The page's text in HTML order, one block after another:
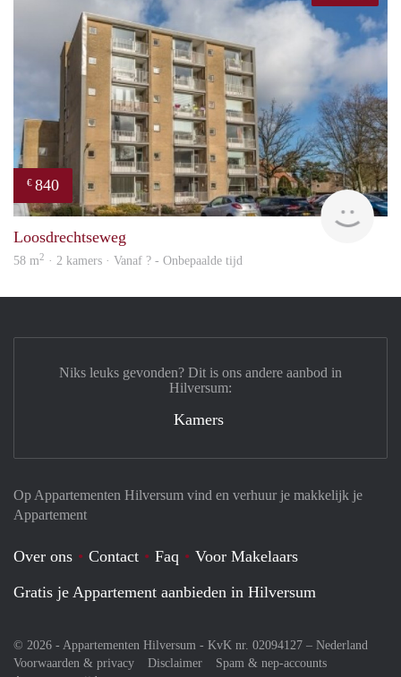
€ 840
Loosdrechtseweg
58 m2 · 2 kamers · Vanaf ? - Onbepaalde tijd
Op Appartementen Hilversum vind en verhuur je makkelijk je
Appartement
Over ons Contact Faq
Voor Makelaars
Gratis je Appartement aanbieden in Hilversum
© 2026 - Appartementen Hilversum - KvK nr. 02094127 – Nederland
Voorwaarden & privacy
Disclaimer
Spam & nep-accounts
Niks leuks gevonden? Dit is ons andere aanbod in
Hilversum:
Kamers